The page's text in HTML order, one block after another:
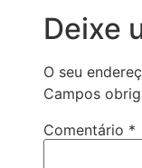
Deixe
O seu
Campos
Comentário *